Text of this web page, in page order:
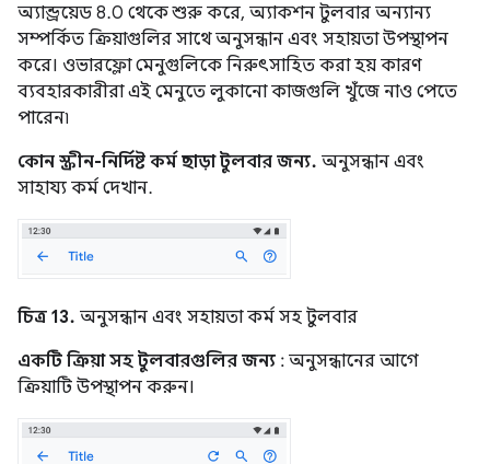
অ্যান্ড্রয়েড 8.0 থেকে শুরু করে, অ্যাকশন টুলবার অন্যান্য
সম্পর্কিত ক্রিয়াগুলির সাথে অনুসন্ধান এবং সহায়তা উপস্থাপন
করে। ওভারফ্লো মেনুগুলিকে নিরুৎসাহিত করা হয় কারণ
ব্যবহারকারীরা এই মেনুতে লুকানো কাজগুলি খুঁজে নাও পেতে
পারেন৷
কোন স্ক্রীন-নির্দিষ্ট কর্ম ছাড়া টুলবার জন্য. অনুসন্ধান এবং
সাহায্য কর্ম দেখান.
চিত্র 13. অনুসন্ধান এবং সহায়তা কর্ম সহ টুলবার
একটি ক্রিয়া সহ টুলবারগুলির জন্য : অনুসন্ধানের আগে
ক্রিয়াটি উপস্থাপন করুন।